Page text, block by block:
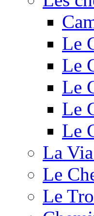
Le
Le
Le
Le
Le
La
Le
Le